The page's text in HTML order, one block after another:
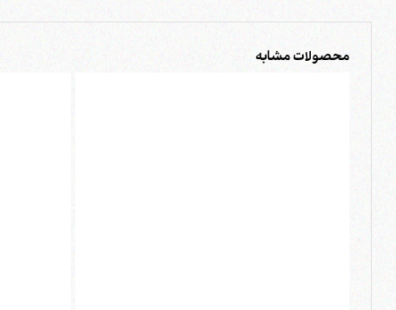
محصولات مشابه